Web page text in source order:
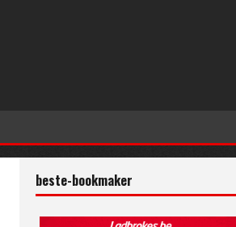
beste-bookmaker